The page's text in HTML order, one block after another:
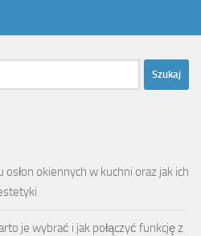
okiennych w kuchni oraz jak ich
je wybrać i jak połączyć funkcję z